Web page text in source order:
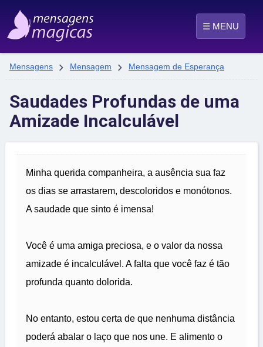
☰ MENU
Mensagens  Mensagem  Mensagem de Esperança
Saudades Profundas de uma
Amizade Incalculável
Minha querida companheira, a ausência sua faz
os dias se arrastarem, descoloridos e monótonos.
A saudade que sinto é imensa!
Você é uma amiga preciosa, e o valor da nossa
amizade é incalculável. A falta que você faz é tão
profunda quanto dolorida.
No entanto, estou certa de que nenhuma distância
poderá abalar o laço que nos une. E alimento o